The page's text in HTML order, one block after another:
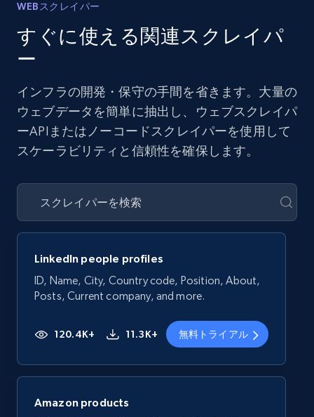
WEBスクレイパー
すぐに使える関連スクレイパ
ー
インフラの開発・保守の手間を省きます。大量の
ウェブデータを簡単に抽出し、ウェブスクレイパ
ーAPIまたはノーコードスクレイパーを使用して
スケーラビリティと信頼性を確保します。
LinkedIn people profiles
ID, Name, City, Country code, Position, About,
Posts, Current company, and more.
120.4K+ 11.3K+ 無料トライアル
Amazon products